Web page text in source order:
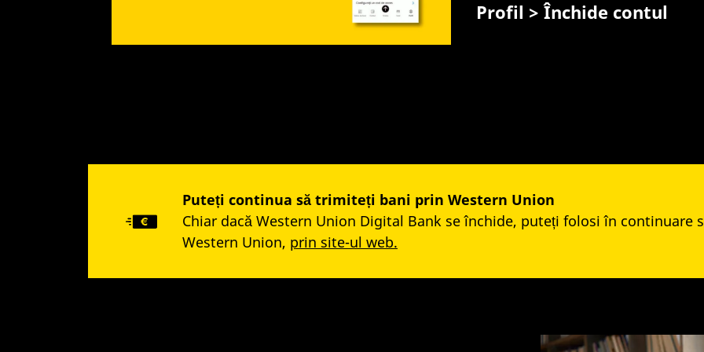
Profil > Închide contul
Puteți continua să trimiteți bani prin Western Union
Chiar dacă Western Union Digital Bank se închide, puteți folosi în continuare
Western Union, prin site-ul web.